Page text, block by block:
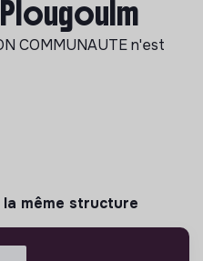
COMMUNAUTEn'est
même structure